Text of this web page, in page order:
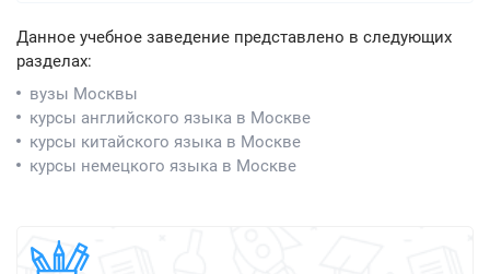
Данное учебное заведение представлено в следующих
разделах:
вузы Москвы
курсы английского языка в Москве
курсы китайского языка в Москве
курсы немецкого языка в Москве